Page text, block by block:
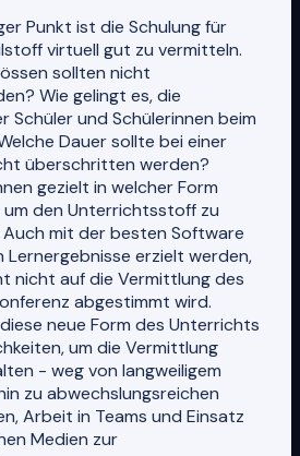
Punkt ist die Schulung für
virtuell gut zu vermitteln.
sollten nicht
Wie gelingt es, die
Schüler und Schülerinnen beim
Dauer sollte bei einer
überschritten werden?
gezielt in welcher Form
den Unterrichtsstoff zu
mit der besten Software
Lernergebnisse erzielt werden,
nicht auf die Vermittlung des
abgestimmt wird.
neue Form des Unterrichts
um die Vermittlung
- weg von langweiligem
zu abwechslungsreichen
Arbeit in Teams und Einsatz
Medien zur